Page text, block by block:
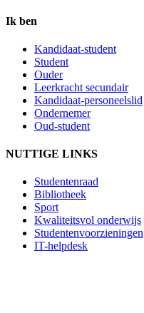
Ik ben
Kandidaat-student
Student
Ouder
Leerkracht secundair
Kandidaat-personeelslid
Ondernemer
Oud-student
NUTTIGE LINKS
Studentenraad
Bibliotheek
Sport
Kwaliteitsvol onderwijs
Studentenvoorzieningen
IT-helpdesk